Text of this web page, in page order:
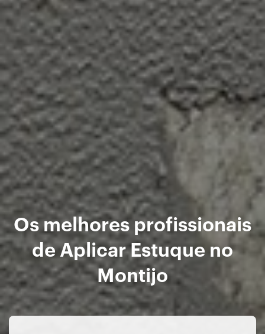
Os melhores profissionais
de Aplicar Estuque no
Montijo